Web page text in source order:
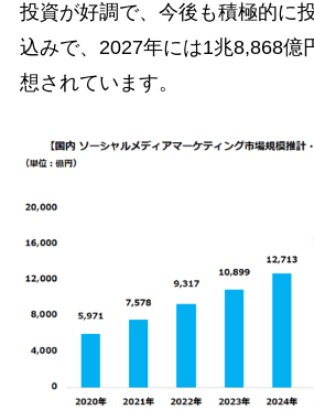
投資が好調で、今後も積極的に
込みで、2027年には1兆8,868億
想されています。